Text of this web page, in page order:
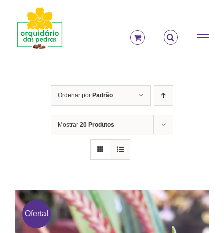
conteúdo
Ordenar por Padrão
Mostrar 20 Produtos
Oferta!